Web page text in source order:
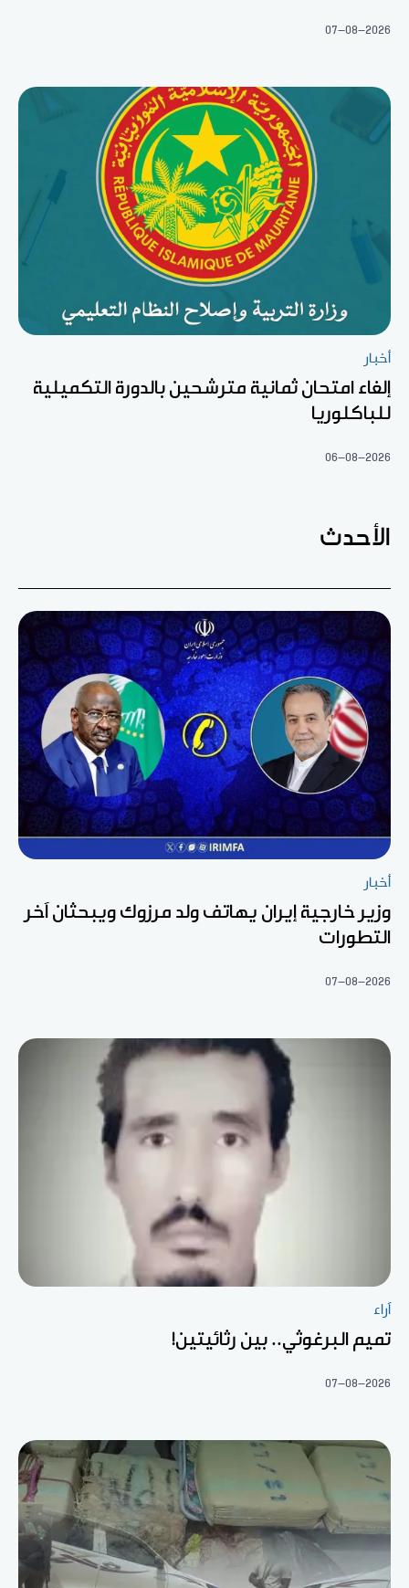
07-08-2026
أخبار
إلغاء امتحان ثمانية مترشحين بالدورة التكميلية
للباكلوريا
06-08-2026
الأحدث
أخبار
وزير خارجية إيران يهاتف ولد مرزوك ويبحثان آخر
التطورات
07-08-2026
آراء
تميم البرغوثي.. بين رثائيتين!
07-08-2026